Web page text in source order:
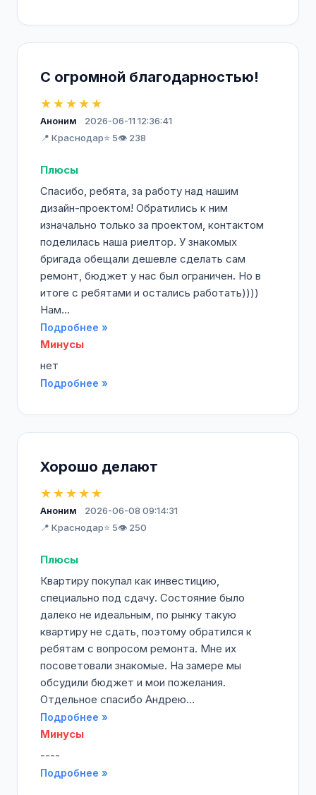
С огромной благодарностью!
★★★★★
Аноним
2026-06-11 12:36:41
📍 Краснодар⭐ 5👁️ 238
Плюсы
Спасибо, ребята, за работу над нашим
дизайн-проектом! Обратились к ним
изначально только за проектом, контактом
поделилась наша риелтор. У знакомых
бригада обещали дешевле сделать сам
ремонт, бюджет у нас был ограничен. Но в
итоге с ребятами и остались работать))))
Нам...
Подробнее »
Минусы
нет
Подробнее »
Хорошо делают
★★★★★
Аноним
2026-06-08 09:14:31
📍 Краснодар⭐ 5👁️ 250
Плюсы
Квартиру покупал как инвестицию,
специально под сдачу. Состояние было
далеко не идеальным, по рынку такую
квартиру не сдать, поэтому обратился к
ребятам с вопросом ремонта. Мне их
посоветовали знакомые. На замере мы
обсудили бюджет и мои пожелания.
Отдельное спасибо Андрею...
Подробнее »
Минусы
----
Подробнее »